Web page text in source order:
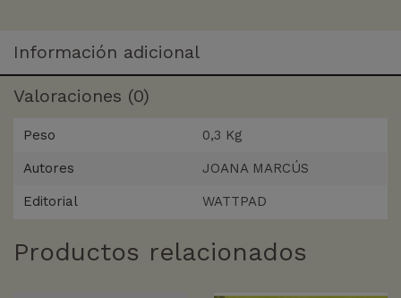
Información adicional
Valoraciones (0)
Peso 0,3 Kg
Autores JOANA MARCÚS
Editorial WATTPAD
Productos relacionados